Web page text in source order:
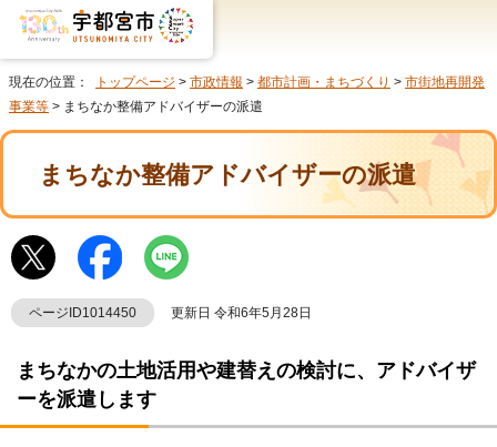
現在の位置： トップページ > 市政情報 > 都市計画・まちづくり > 市街地再開発
事業等 > まちなか整備アドバイザーの派遣
まちなか整備アドバイザーの派遣
ページID1014450 更新日 令和6年5月28日
まちなかの土地活用や建替えの検討に、アドバイザ
ーを派遣します